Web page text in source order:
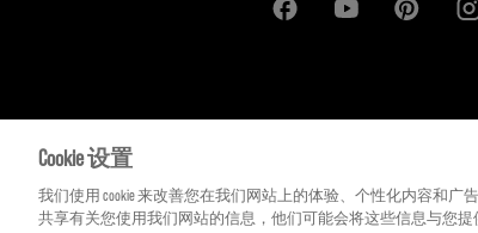
Cookie 设置
我们使用 cookie 来改善您在我们网站上的体验、个性化内容和
共享有关您使用我们网站的信息，他们可能会将这些信息与您